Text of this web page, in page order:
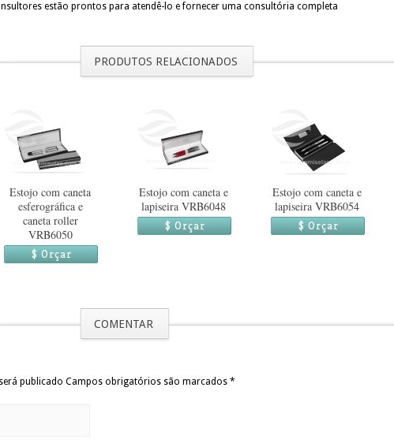
estão prontos para atendê-lo e fornecer uma consultória completa
PRODUTOS RELACIONADOS
Estojo com caneta
esferográfica e
caneta roller
VRB6050
$ Orçar
Estojo com caneta e
lapiseira VRB6048
$ Orçar
Estojo com caneta e
lapiseira VRB6054
$ Orçar
COMENTAR
publicado Campos obrigatórios são marcados *